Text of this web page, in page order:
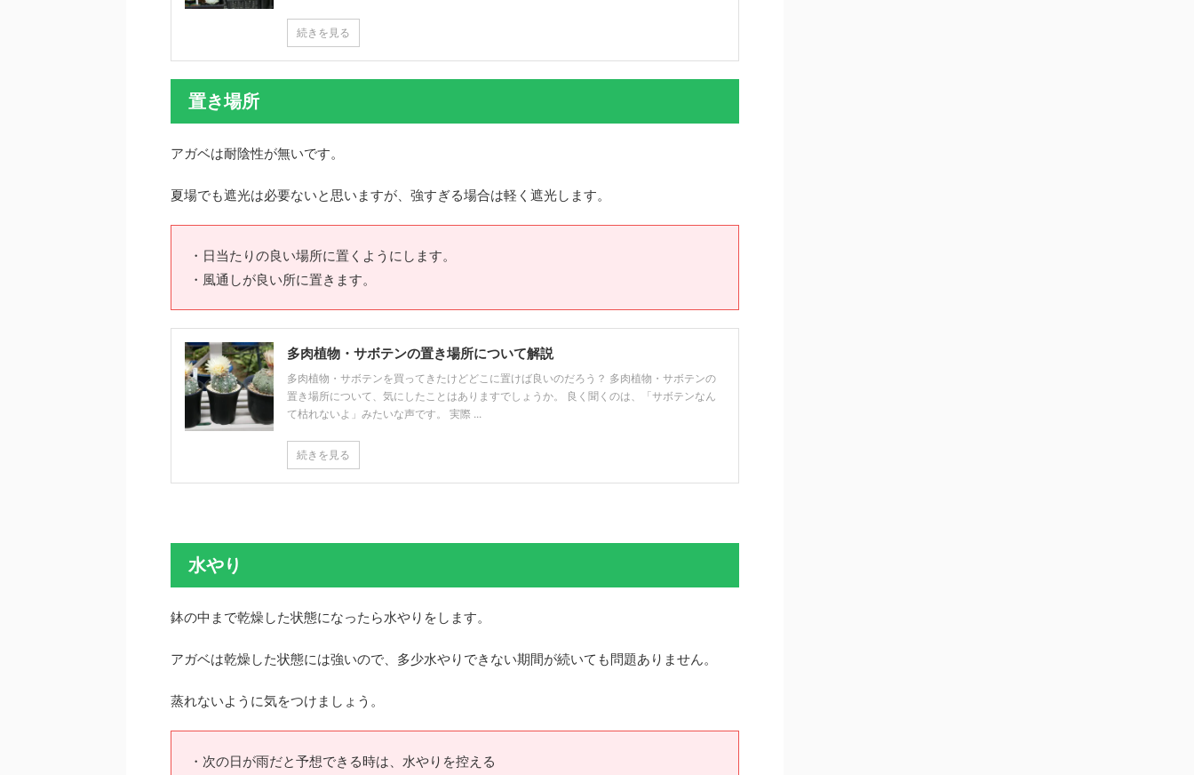
続きを見る
置き場所
アガベは耐陰性が無いです。
夏場でも遮光は必要ないと思いますが、強すぎる場合は軽く遮光します。
・日当たりの良い場所に置くようにします。
・風通しが良い所に置きます。
多肉植物・サボテンの置き場所について解説
多肉植物・サボテンを買ってきたけどどこに置けば良いのだろう？ 多肉植物・サボテンの
置き場所について、気にしたことはありますでしょうか。 良く聞くのは、「サボテンなん
て枯れないよ」みたいな声です。 実際 ...
続きを見る
水やり
鉢の中まで乾燥した状態になったら水やりをします。
アガベは乾燥した状態には強いので、多少水やりできない期間が続いても問題ありません。
蒸れないように気をつけましょう。
・次の日が雨だと予想できる時は、水やりを控える